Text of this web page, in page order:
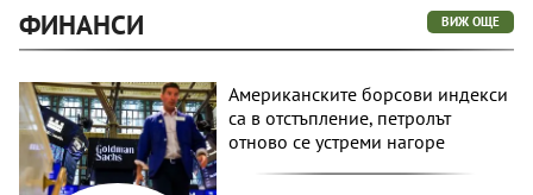
ФИНАНСИ ВИЖ ОЩЕ
Американските борсови индекси
са в отстъпление, петролът
отново се устреми нагоре